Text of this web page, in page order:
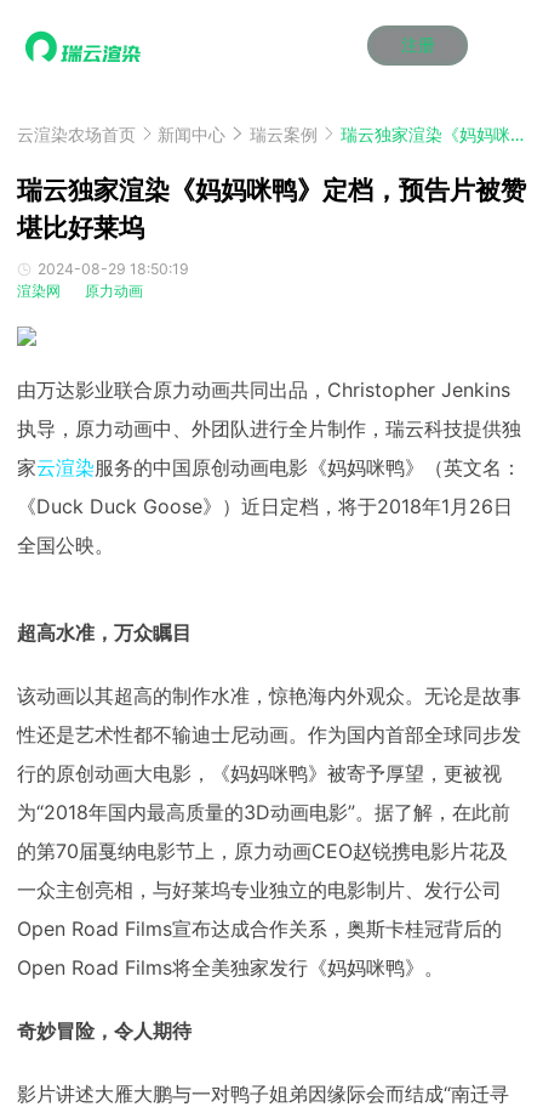
注册
效果图渲染
云制作
云渲染管理系统
瑞兔百宝箱
效果图渲染
云制作
云渲染管理系统
瑞兔百宝箱
效果图渲染
云制作
云渲染管理系统
瑞兔百宝箱
效果图渲染
云制作
云渲染管理系统
瑞兔百宝箱
效果图渲染
云制作
云渲染管理系统
瑞兔百宝箱
效果图渲染
云制作
云渲染管理系统
瑞兔百宝箱
解决方案
3ds Max云渲染方案
Blender 云渲染方案
3ds Max云渲染方案
Blender 云渲染方案
3ds Max云渲染方案
Blender 云渲染方案
3ds Max云渲染方案
Blender 云渲染方案
3ds Max云渲染方案
Blender 云渲染方案
3ds Max云渲染方案
Blender 云渲染方案
价格
动画价格
动画价格
动画价格
动画价格
动画价格
动画价格
资讯&赛事
渲染百科
渲染大赛
泛CG交流会
渲染百科
渲染大赛
泛CG交流会
渲染百科
渲染大赛
泛CG交流会
渲染百科
渲染大赛
泛CG交流会
渲染百科
渲染大赛
泛CG交流会
渲染百科
渲染大赛
泛CG交流会
特惠专区
云渲染优惠攻略
教育优惠
云渲染优惠攻略
教育优惠
云渲染优惠攻略
教育优惠
云渲染优惠攻略
教育优惠
云渲染优惠攻略
教育优惠
云渲染优惠攻略
教育优惠
关于我们
效果图客户端
效果图客户端
效果图客户端
效果图客户端
效果图客户端
效果图客户端
帮助/教程
登录
云渲染农场首页 新闻中心 瑞云案例 瑞云独家渲染《妈妈咪鸭》定档，预告片被赞堪比好莱坞
瑞云独家渲染《妈妈咪鸭》定档，预告片被赞
堪比好莱坞
2024-08-29 18:50:19
渲染网
原力动画
由万达影业联合原力动画共同出品， Christopher Jenkins
执导，原力动画中、外团队进行全片制作，瑞云科技提供独
家云渲染服务的中国原创动画电影《妈妈咪鸭》（英文名：
《Duck Duck Goose》）近日定档，将于2018年1月 26日
全国公映。
超高水准，万众瞩目
该动画以其超高的制作水准，惊艳海内外观众。无论是故事
性还是艺术性都不输迪士尼动画。作为国内首部全球同步发
行的原创动画大电影，《妈妈咪鸭》被寄予厚望，更被视
为“2018年国内最高质量的3D动画电影”。 据了解，在此前
的第70届戛纳电影节上，原力动画CEO赵锐携电影片花及
一众主创亮相，与好莱坞专业独立的电影制片、发行公司
Open Road Films宣布达成合作关系，奥斯卡桂冠背后的
Open Road Films将全美独家发行《妈妈咪鸭》。
奇妙冒险，令人期待
影片讲述大雁大鹏与一对鸭子姐弟因缘际会而结成“南迁寻